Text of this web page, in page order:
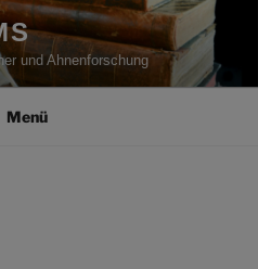
und Ahnenforschung
Menü